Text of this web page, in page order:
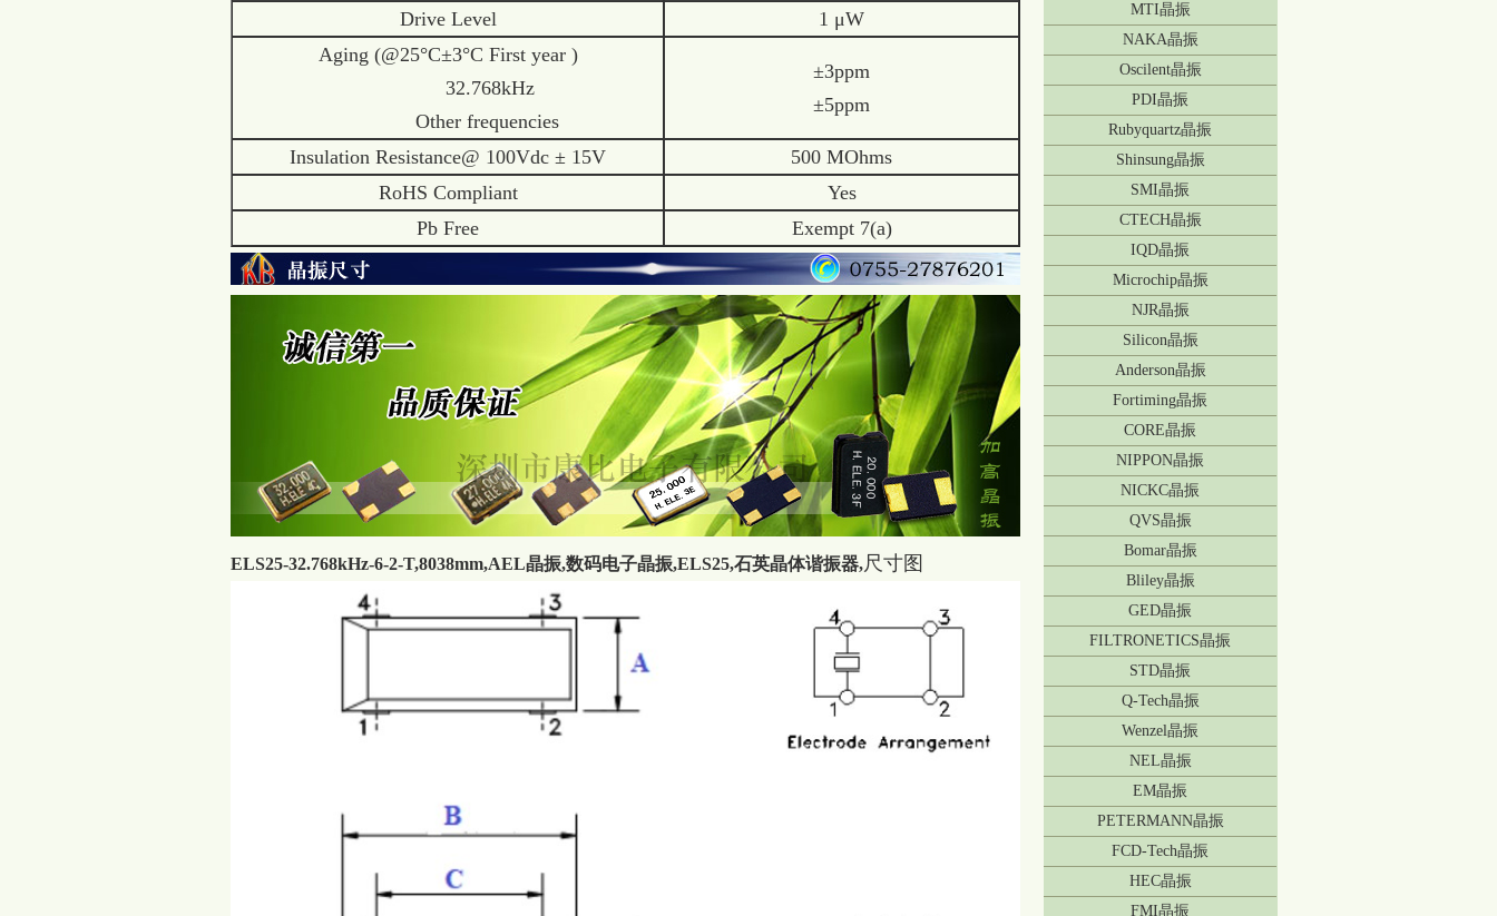
MTI晶振
NAKA晶振
Oscilent晶振
PDI晶振
Rubyquartz晶振
Shinsung晶振
SMI晶振
CTECH晶振
IQD晶振
Microchip晶振
NJR晶振
Silicon晶振
Anderson晶振
Fortiming晶振
CORE晶振
NIPPON晶振
NICKC晶振
QVS晶振
Bomar晶振
Bliley晶振
GED晶振
FILTRONETICS晶振
STD晶振
Q-Tech晶振
Wenzel晶振
NEL晶振
EM晶振
PETERMANN晶振
FCD-Tech晶振
HEC晶振
FMI晶振
Drive Level
1 μW
Aging (@25°C±3°C First year )
32.768kHz
Other frequencies
±3ppm
±5ppm
Insulation Resistance@ 100Vdc ± 15V
500 MOhms
RoHS Compliant
Yes
Pb Free
Exempt 7(a)
ELS25-32.768kHz-6-2-T,8038mm,AEL晶振,数码电子晶振,ELS25,石英晶体谐振器,尺寸图